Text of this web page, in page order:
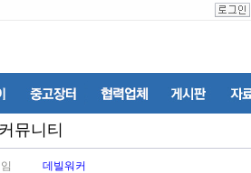
뮤니티
데빌워커